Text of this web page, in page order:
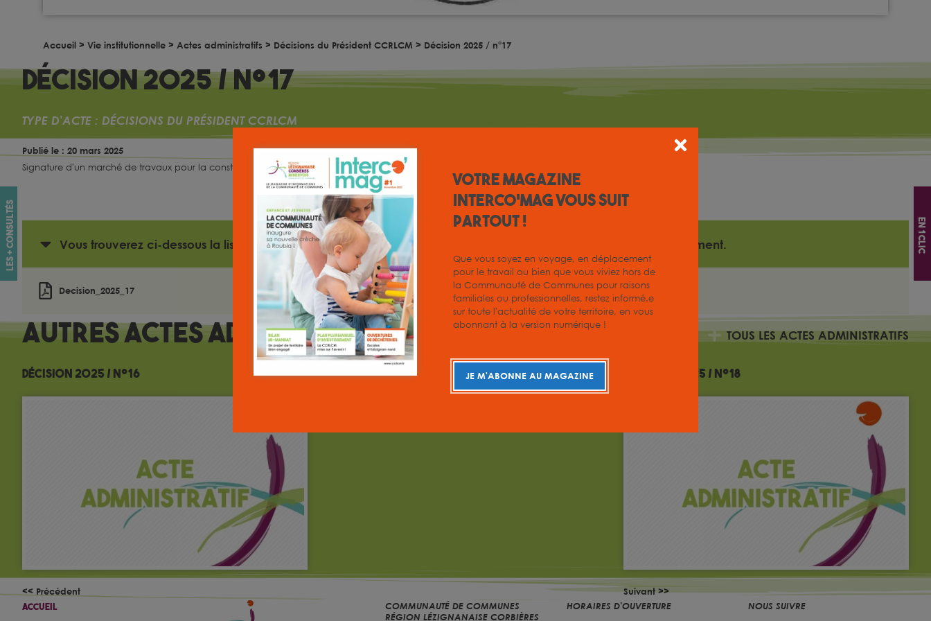
Accueil > Vie institutionnelle > Actes administratifs > Décisions du Président CCRLCM > Décision 2025 / n°17
Décision 2025 / n°17
TYPE D'ACTE : DÉCISIONS DU PRÉSIDENT CCRLCM
Publié le : 20 mars 2025
Signature d'un marché de travaux pour la construction d'un centre intercommunal de santé
Vous trouverez ci-dessous la liste des documents PDF à télécharger. Cliquez sur le lien pour lancer le téléchargement.
Decision_2025_17
AutresActes administratifs TOUS LES ACTES ADMINISTRATIFS
Décision 2025 / n°16
<< Précédent
Décision 2025 / n°18
Suivant >>
Accueil
COMMUNAUTÉ DE COMMUNES
RÉGION LÉZIGNANAISE CORBIÈRES
HORAIRES D'OUVERTURE NOUS SUIVRE
les + consultés En 1 clic
Votre magazine
INTERCO'MAG vous suit
partout !
Que vous soyez en voyage, en déplacement
pour le travail ou bien que vous viviez hors de
la Communauté de Communes pour raisons
familiales ou professionnelles, restez informé.e
sur toute l'actualité de votre territoire, en vous
abonnant à la version numérique !
JE M'ABONNE AU MAGAZINE